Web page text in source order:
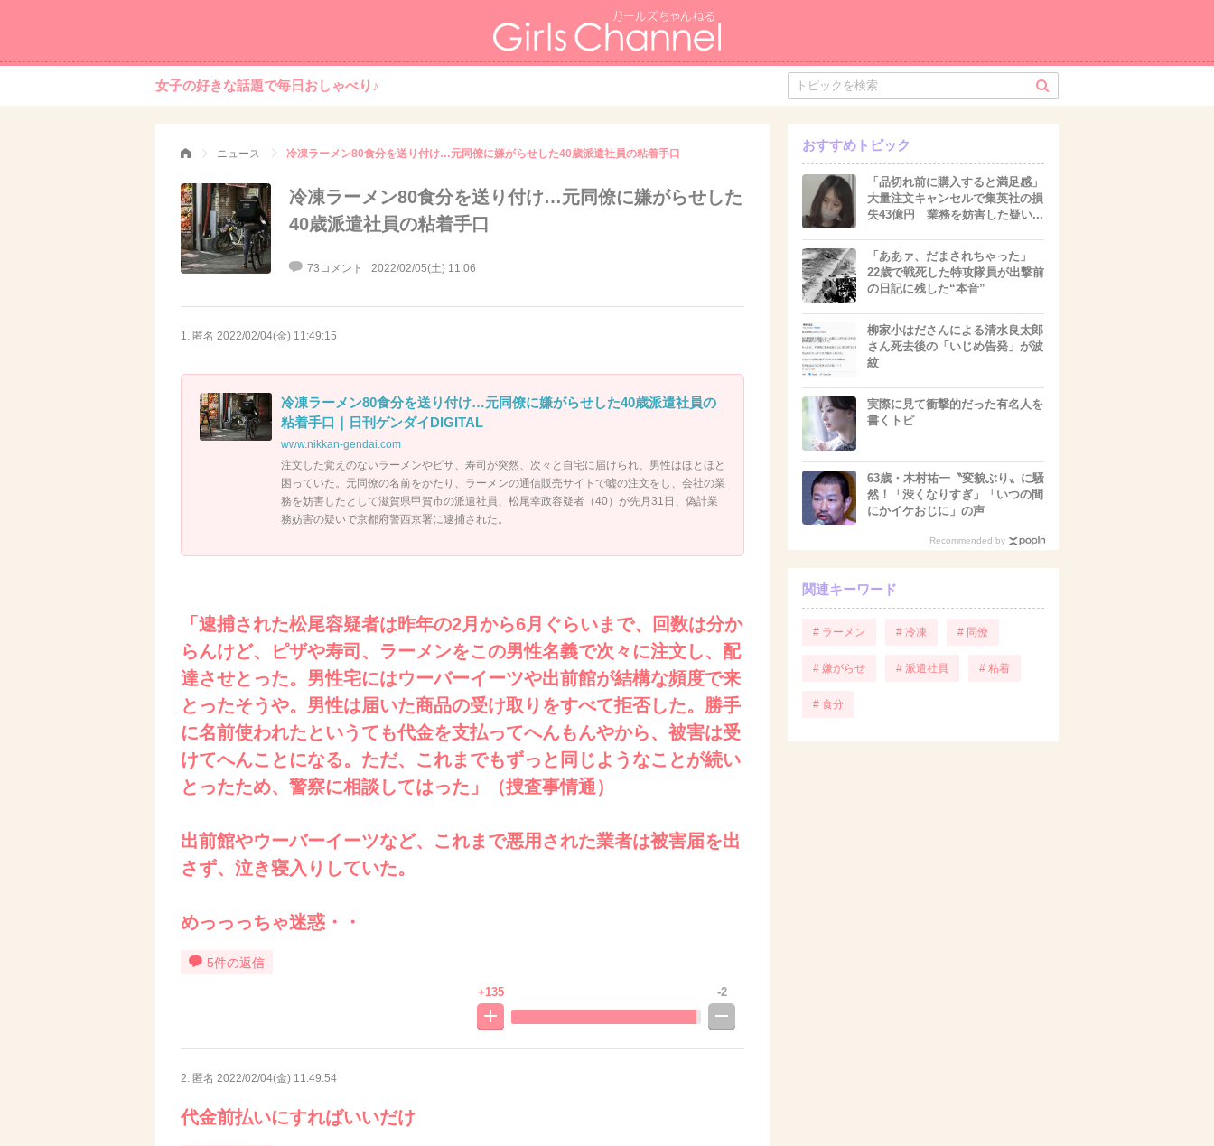
女子の好きな話題で毎日おしゃべり♪
ニュース 冷凍ラーメン80食分を送り付け…元同僚に嫌がらせした40歳派遣社員の粘着手口
冷凍ラーメン80食分を送り付け…元同僚に嫌がらせした
40歳派遣社員の粘着手口
73コメント 2022/02/05(土) 11:06
1. 匿名 2022/02/04(金) 11:49:15
冷凍ラーメン80食分を送り付け…元同僚に嫌がらせした40歳派遣社員の
粘着手口｜日刊ゲンダイDIGITAL
www.nikkan-gendai.com
注文した覚えのないラーメンやピザ、寿司が突然、次々と自宅に届けられ、男性はほとほと
困っていた。元同僚の名前をかたり、ラーメンの通信販売サイトで嘘の注文をし、会社の業
務を妨害したとして滋賀県甲賀市の派遣社員、松尾幸政容疑者（40）が先月31日、偽計業
務妨害の疑いで京都府警西京署に逮捕された。
「逮捕された松尾容疑者は昨年の2月から6月ぐらいまで、回数は分か
らんけど、ピザや寿司、ラーメンをこの男性名義で次々に注文し、配
達させとった。男性宅にはウーバーイーツや出前館が結構な頻度で来
とったそうや。男性は届いた商品の受け取りをすべて拒否した。勝手
に名前使われたというても代金を支払ってへんもんやから、被害は受
けてへんことになる。ただ、これまでもずっと同じようなことが続い
とったため、警察に相談してはった」（捜査事情通）
出前館やウーバーイーツなど、これまで悪用された業者は被害届を出
さず、泣き寝入りしていた。
めっっっちゃ迷惑・・
5件の返信
+135 -2
2. 匿名 2022/02/04(金) 11:49:54
代金前払いにすればいいだけ
おすすめトピック
「品切れ前に購入すると満足感」
大量注文キャンセルで集英社の損
失43億円 業務を妨害した疑い...
「ああァ、だまされちゃった」
22歳で戦死した特攻隊員が出撃前
の日記に残した“本音”
柳家小はださんによる清水良太郎
さん死去後の「いじめ告発」が波
紋
実際に見て衝撃的だった有名人を
書くトピ
63歳・木村祐一〝変貌ぶり〟に騒
然！「渋くなりすぎ」「いつの間
にかイケおじに」の声
Recommended by
関連キーワード
# ラーメン # 冷凍 # 同僚
# 嫌がらせ # 派遣社員 # 粘着
# 食分